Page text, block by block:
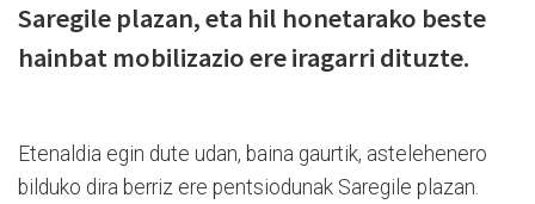
Saregile plazan, eta hil honetarako beste
hainbat mobilizazio ere iragarri dituzte.
Etenaldia egin dute udan, baina gaurtik, astelehenero
bilduko dira berriz ere pentsiodunak Saregile plazan.